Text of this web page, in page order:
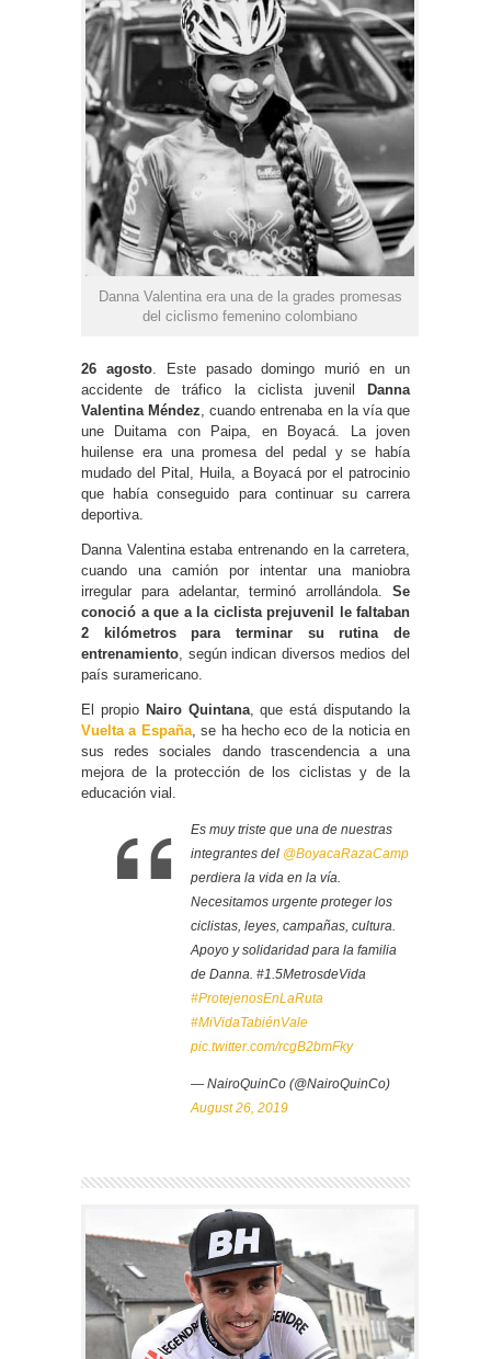
Danna Valentina era una de la grades promesas
del ciclismo femenino colombiano
26 agosto. Este pasado domingo murió en un
accidente de tráfico la ciclista juvenil
Danna
Valentina Méndez, cuando entrenaba en la vía que
une Duitama con Paipa, en Boyacá. La joven
huilense era una promesa del pedal y se había
mudado del Pital, Huila, a Boyacá por el patrocinio
que había conseguido para continuar su carrera
deportiva.
Danna Valentina estaba entrenando en la carretera,
cuando una camión por intentar una maniobra
irregular para adelantar, terminó arrollándola. Se
conoció a que a la ciclista prejuvenil le faltaban
2 kilómetros para terminar su rutina de
entrenamiento, según indican diversos medios del
país suramericano.
El propio Nairo Quintana, que está disputando la
Vuelta a España, se ha hecho eco de la noticia en
sus redes sociales dando trascendencia a una
mejora de la protección de los ciclistas y de la
educación vial.
Es muy triste que una de nuestras
integrantes del @BoyacaRazaCamp
perdiera la vida en la vía.
Necesitamos urgente proteger los
ciclistas, leyes, campañas, cultura.
Apoyo y solidaridad para la familia
de Danna. #1.5MetrosdeVida
#ProtejenosEnLaRuta
#MiVidaTabiénVale
pic.twitter.com/rcgB2bmFky
— NairoQuinCo (@NairoQuinCo)
August 26, 2019